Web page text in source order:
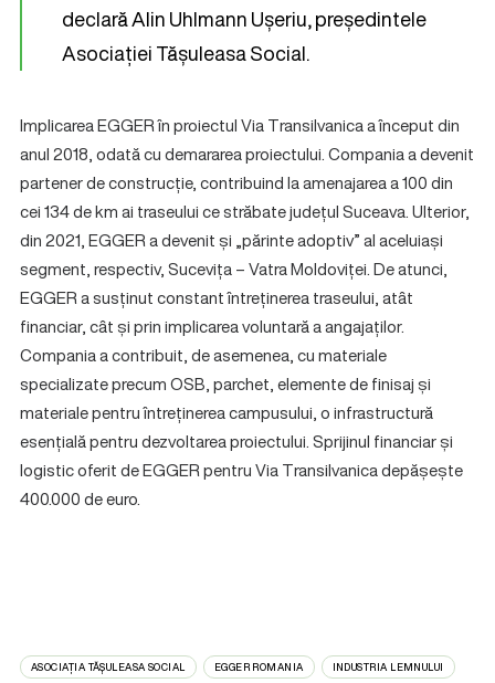
declară Alin Uhlmann Ușeriu, președintele
Asociației Tășuleasa Social.
Implicarea EGGER în proiectul Via Transilvanica a început din
anul 2018, odată cu demararea proiectului. Compania a devenit
partener de construcție, contribuind la amenajarea a 100 din
cei 134 de km ai traseului ce străbate județul Suceava. Ulterior,
din 2021, EGGER a devenit și „părinte adoptiv” al aceluiași
segment, respectiv, Sucevița – Vatra Moldoviței. De atunci,
EGGER a susținut constant întreținerea traseului, atât
financiar, cât și prin implicarea voluntară a angajaților.
Compania a contribuit, de asemenea, cu materiale
specializate precum OSB, parchet, elemente de finisaj și
materiale pentru întreținerea campusului, o infrastructură
esențială pentru dezvoltarea proiectului. Sprijinul financiar și
logistic oferit de EGGER pentru Via Transilvanica depășește
400.000 de euro.
ASOCIAȚIA TĂȘULEASA SOCIAL EGGER ROMANIA INDUSTRIA LEMNULUI